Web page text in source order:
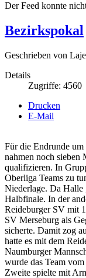
Der Feed konnte
Bezirkspokal
Geschrieben von
Details
Zugriffe: 4560
Drucken
E-Mail
Für die Endrunde
nahmen noch sieben
qualifizieren. In
Oberliga Teams zu
Niederlage. Da Halle
Halbfinale. In der
Reideburger SV mit
SV Merseburg als
sicherte. Damit zog
hatte es mit dem
Naumburger
wurde das Team
Zweite spielte mit